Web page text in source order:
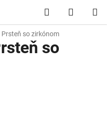
Hľadať
KOŠÍK
Prsteň so zirkónom
so